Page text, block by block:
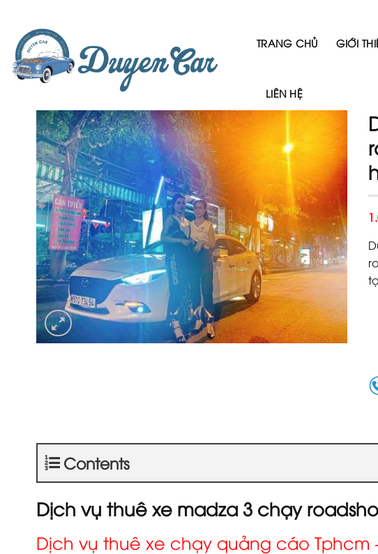
content
TRANG CHỦ GIỚI
LIÊN HỆ
Contents
Dịch vụ thuê xe madza 3 chạy
Dịch vụ thuê xe chạy quảng cáo Tphcm